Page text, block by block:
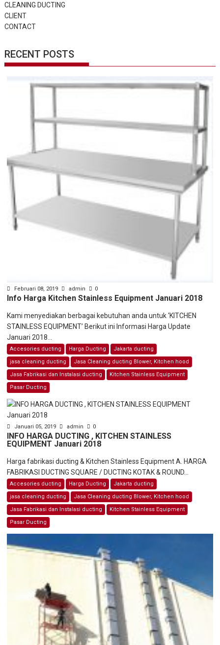
CLEANING DUCTING
CLIENT
CONTACT
RECENT POSTS
Februari 08, 2019 admin 0
Info Harga Kitchen Stainless Equipment Januari 2018
Kami menyediakan berbagai kebutuhan anda untuk ‘KITCHEN
STAINLESS EQUIPMENT’ Berikut ini Informasi Harga Update
Januari 2018...
Accesories ducting Harga Ducting
Jakarta ducting
jasa cleaning ducting
Jasa Cleaning ducting Blower, Kitchen hood
Jasa Fabrikasi dan Instalasi ducting
Kitchen Stainless Equipment
Pasar Ducting
Januari 05, 2019 admin 0
INFO HARGA DUCTING , KITCHEN STAINLESS
EQUIPMENT Januari 2018
Harga fabrikasi ducting & Kitchen Stainless Equipment A. HARGA
FABRIKASI DUCTING SQUARE / DUCTING KOTAK & ROUND...
Accesories ducting Harga Ducting
Jakarta ducting
jasa cleaning ducting
Jasa Cleaning ducting Blower, Kitchen hood
Jasa Fabrikasi dan Instalasi ducting
Kitchen Stainless Equipment
Pasar Ducting